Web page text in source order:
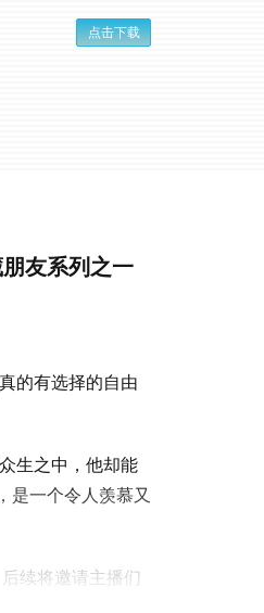
点击下载
友系列之一
的有选择的自由
生之中，他却能
是一个令人羡慕又
续将邀请主播们